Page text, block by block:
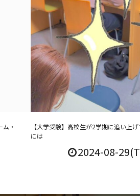
・
【大学受験】高校生が2学期に追い上
には
2024-08-